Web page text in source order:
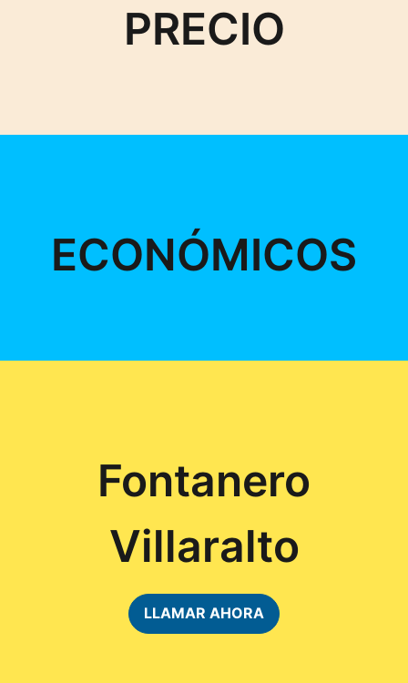
PRECIO
ECONÓMICOS
Fontanero
Villaralto
LLAMAR AHORA